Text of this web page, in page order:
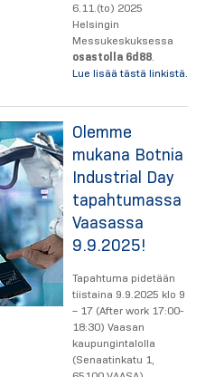
6.11.(to) 2025
Helsingin
Messukeskuksessa
osastolla 6d88.
Lue lisää tästä linkistä.
Olemme
mukana Botnia
Industrial Day
tapahtumassa
Vaasassa
9.9.2025!
Tapahtuma pidetään
tiistaina 9.9.2025 klo 9
– 17 (After work 17:00-
18:30) Vaasan
kaupungintalolla
(Senaatinkatu 1,